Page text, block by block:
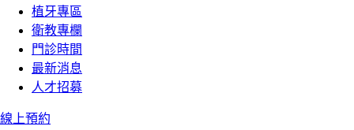
植牙專區
衛教專欄
門診時間
最新消息
人才招募
線上預約